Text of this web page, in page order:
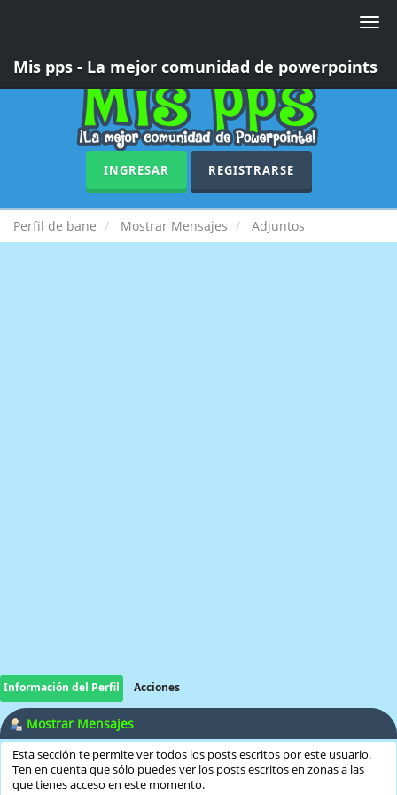
Mis pps - La mejor comunidad de powerpoints
INGRESAR REGISTRARSE
Perfil de bane Mostrar Mensajes Adjuntos
Información del Perfil Acciones
Mostrar Mensajes
Esta sección te permite ver todos los posts escritos por este usuario.
Ten en cuenta que sólo puedes ver los posts escritos en zonas a las
que tienes acceso en este momento.